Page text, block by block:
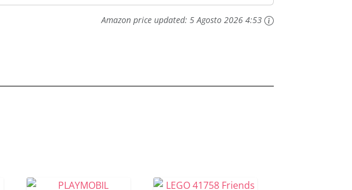
Amazon price updated: 5 Agosto 2026 4:53